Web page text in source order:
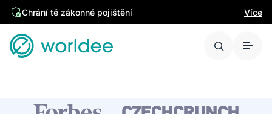
Chrání tě zákonné pojištění Více